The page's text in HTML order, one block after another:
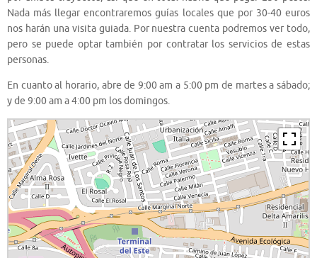
Nada más llegar encontraremos guías locales que por 30-40 euros
nos harán una visita guiada. Por nuestra cuenta podremos ver todo,
pero se puede optar también por contratar los servicios de estas
personas.
En cuanto al horario, abre de 9:00 am a 5:00 pm de martes a sábado;
y de 9:00 am a 4:00 pm los domingos.